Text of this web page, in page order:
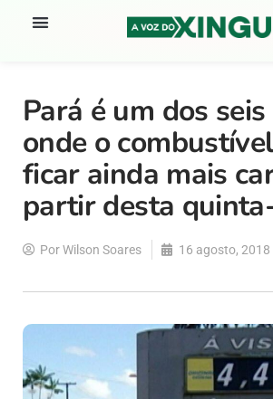
Pará é um dos
onde o
ficar ainda mais
partir desta
PorWilson Soares 16 agosto, 2018